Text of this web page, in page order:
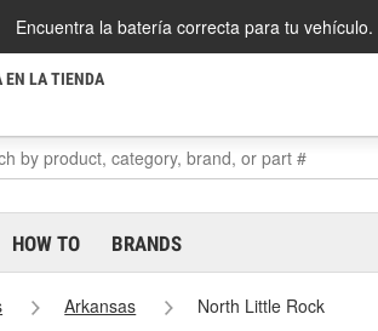
Encuentra la batería correcta para tu vehículo.
EN LA TIENDA
HOW TO BRANDS
Arkansas North Little Rock